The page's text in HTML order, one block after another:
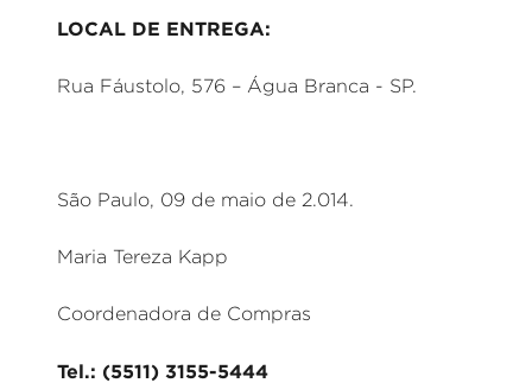
LOCAL DE ENTREGA:
Rua Fáustolo, 576 – Água Branca - SP.
São Paulo, 09 de maio de 2.014.
Maria Tereza Kapp
Coordenadora de Compras
Tel.: (5511) 3155-5444